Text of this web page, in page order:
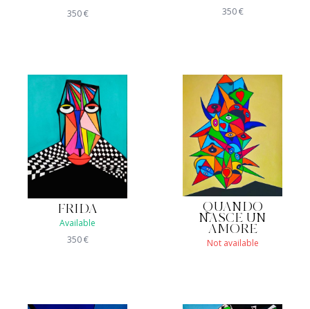
350€
350€
FRIDA
Available
350€
QUANDO
NASCE UN
AMORE
Not available